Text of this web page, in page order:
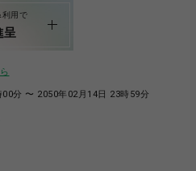
利用で
呈
分 〜 2050年02月14日 23時59分